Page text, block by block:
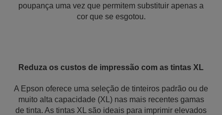
poupança uma vez que permitem substituir apenas a
cor que se esgotou.
Reduza os custos de impressão com as tintas XL
A Epson oferece uma seleção de tinteiros padrão ou de
muito alta capacidade (XL) nas mais recentes gamas
de tinta. As tintas XL são ideais para imprimir elevados